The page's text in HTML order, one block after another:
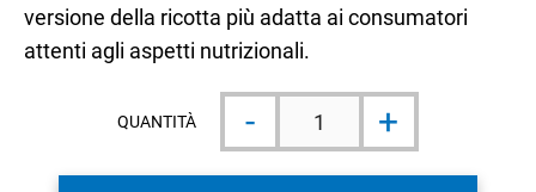
versione della ricotta più adatta ai consumatori
attenti agli aspetti nutrizionali.
QUANTITÀ -
Ricotta
Magra
quantità
+